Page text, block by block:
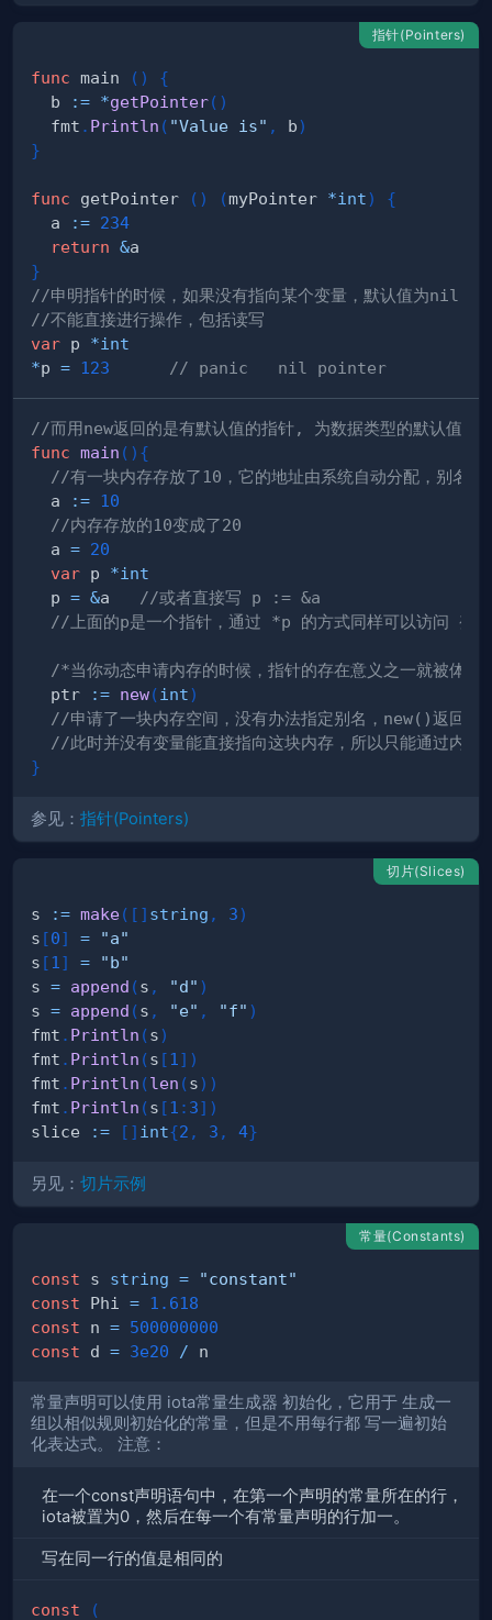
指针(Pointers)
func main ( )
{
  b
:= *getPointer( )
  fmt
. Println ( "Value is" , b)
}
func getPointer ( ) (myPointer *int)
{
  a
:= 234
return &
}
//申明指针的时候，如果没有指向某个变量，默认值为nil
//不能直接进行操作，包括读写
var p *int
*p = 123 // panic   nil pointer
//而用new返回的是有默认值的指针, 为数据类型的默认值
func main ( ) {
//有一块内存存放了10，它的地址由系统自动分配，别名是
  a
:= 10
//内存存放的10变成了20
  a
= 20
var p *int
  p
= &a //或者直接写 p := &a
//上面的p是一个指针，通过 *p 的方式同样可以访问 变
/*当你动态申请内存的时候，指针的存在意义之一就被体
  ptr
:= new(int)
//申请了一块内存空间，没有办法指定别名，new()返回内
//此时并没有变量能直接指向这块内存，所以只能通过内存
}
参见： 指针(Pointers)
切片(Slices)
s := make( [ ] string , 3)
s [0] =
"a"
s [1 ] =
"b"
s = append (s , "d" )
s = append (s , "e" , "f" )
fmt . Println (s)
fmt . Println (s [1 ] )
fmt . Println (len (s) )
fmt . Println (s [1 : 3] )
slice
:= [ ] int{2 , 3 , 4}
另见： 切片示例
常量(Constants)
const s string =
"constant"
const Phi = 1.618
const n = 500000000
const d = 3e20 /
常量声明可以使用 iota常量生成器 初始化，它用于 生成一
组以相似规则初始化的常量，但是不用每行都 写一遍初始
化表达式。 注意：
在一个const声明语句中，在第一个声明的常量所在的行，
iota被置为0，然后在每一个有常量声明的行加一。
写在同一行的值是相同的
const
(